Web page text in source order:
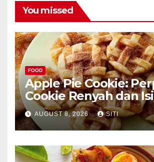
You missed
FOOD
Apple Pie Cookie:
Cookie Renyah dan
AUGUST 8, 2026 SITI